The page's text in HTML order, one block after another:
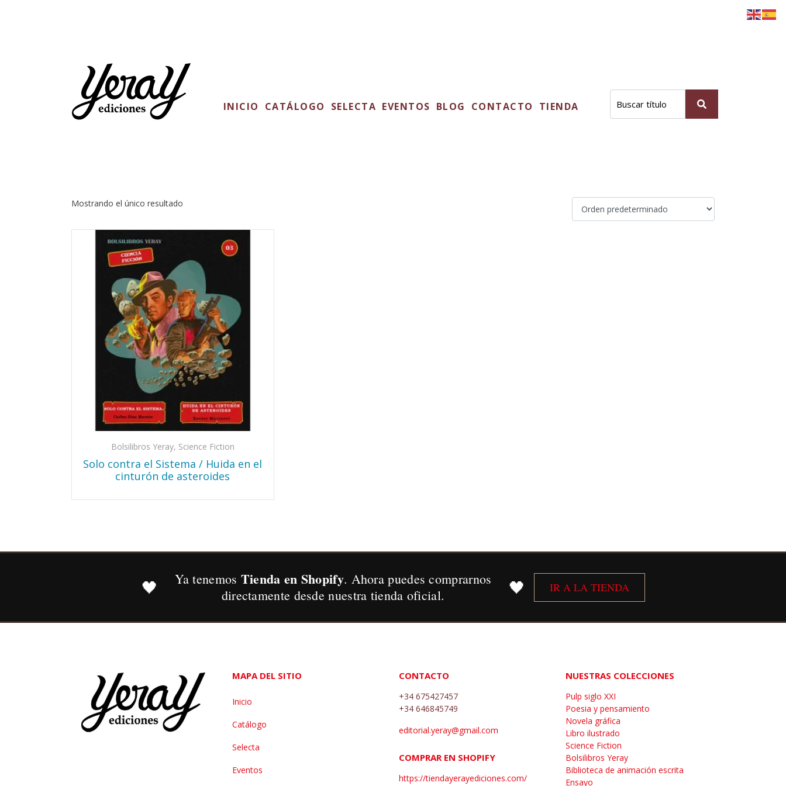
INICIO CATÁLOGO SELECTA EVENTOS BLOG CONTACTO TIENDA
Mostrando el único resultado
Bolsilibros Yeray, Science Fiction
Solo contra el Sistema / Huida en el
cinturón de asteroides
🖤 Ya tenemos Tienda en Shopify. Ahora puedes comprarnos
directamente desde nuestra tienda oficial.
🖤 IR A LA TIENDA
MAPA DEL SITIO
Inicio
Catálogo
Selecta
Eventos
CONTACTO
+34 675427457
+34 646845749
editorial.yeray@gmail.com
COMPRAR EN SHOPIFY
https://tiendayerayediciones.com/
NUESTRAS COLECCIONES
Pulp siglo XXI
Poesia y pensamiento
Novela gráfica
Libro ilustrado
Science Fiction
Bolsilibros Yeray
Biblioteca de animación escrita
Ensayo